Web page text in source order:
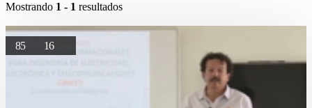
Mostrando 1 - 1 resultados
85 16